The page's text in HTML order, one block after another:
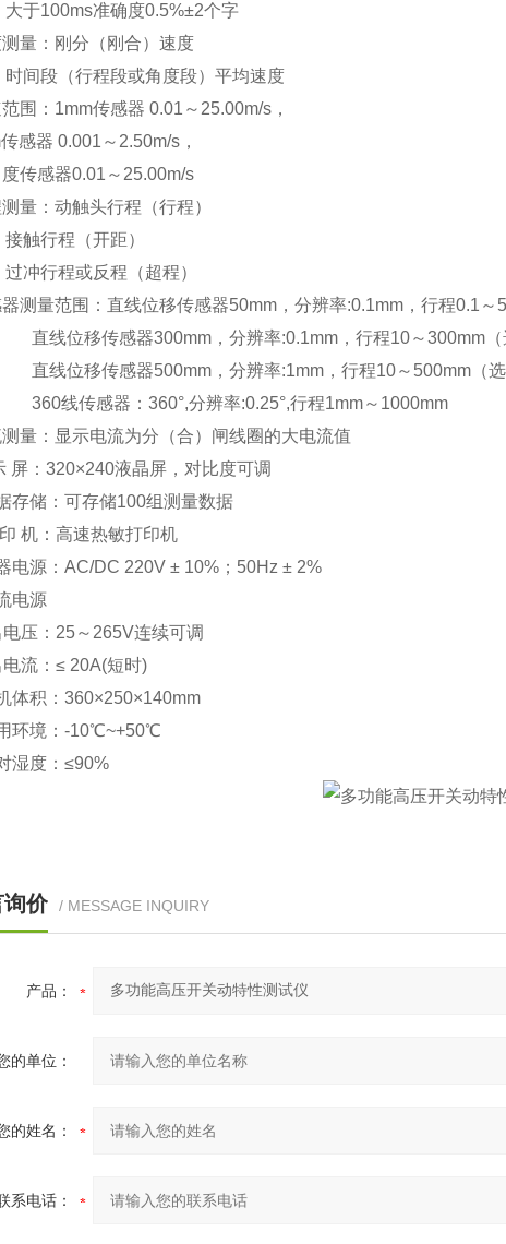
大于100ms准确度0.5%±2个字
量：刚分（刚合）速度
时间段（行程段或角度段）平均速度
围： 1mm传感器 0.01 ～ 25.00m/s ，
传感器 0.001 ～ 2.50m/s ，
度传感器0.01 ～ 25.00m/s
量：动触头行程（行程）
接触行程（开距）
过冲行程或反程（超程）
测量范围：直线位移传感器50mm ，分辨率:0.1mm ，行程0.1 ～
直线位移传感器300mm ，分辨率:0.1mm ，行程10～300mm
直线位移传感器500mm ，分辨率:1mm ，行程10～ 500mm （
线传感器： 360°,分辨率:0.25°,行程1mm～ 1000mm
量：显示电流为分（合）闸线圈的大电流值
屏： 320×240液晶屏，对比度可调
存储：可存储100组测量数据
印 机：高速热敏打印机
电源： AC/DC 220V ± 10% ； 50Hz ± 2%
电源
压： 25～ 265V连续可调
流：≤ 20A(短时)
体积： 360×250×140mm
环境： -10℃~+50℃
湿度：≤90%
价 / MESSAGE INQUIRY
产品：
的单位：
的姓名：
系电话：